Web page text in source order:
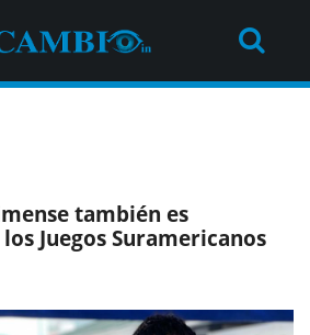
también es
Juegos Suramericanos